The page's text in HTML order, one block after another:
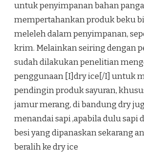
untuk penyimpanan bahan
mempertahankan produk beku
meleleh dalam penyimpanan,
krim. Melainkan seiring dengan
sudah dilakukan penelitian
penggunaan [I]dry ice[/I] untuk
pendingin produk sayuran,
jamur merang, di bandung dry
menandai sapi ,apabila dulu sapi
besi yang dipanaskan sekarang
beralih ke dry ice